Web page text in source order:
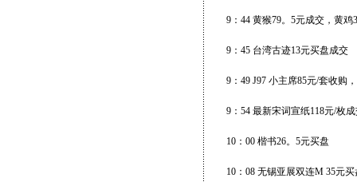
9：44 黄猴79。5元成交，黄
9：45 台湾古迹13元买盘成交
9：49 J97 小主席85元/套收购
9：54 最新宋词宣纸118元/枚
10：00 楷书26。5元买盘
10：08 无锡亚展双连M 35元